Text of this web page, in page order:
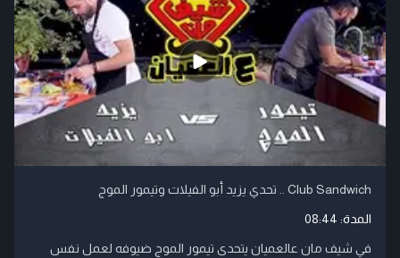
Club Sandwich .. تحدي يزيد أبو الفيلات وتيمور الموج
المدة: 08:44
في شيف مان عالعميان يتحدى تيمور الموج ضيوفه لعمل نفس